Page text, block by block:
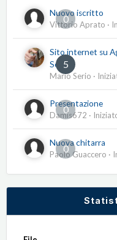
0
Nuovo iscritto
Vittorio Aprato ·
5
Sito internet su
Serio
Mario Serio ·
0
Presentazione
Damis672 ·
0
Nuova chitarra
Paolo Guaccero ·